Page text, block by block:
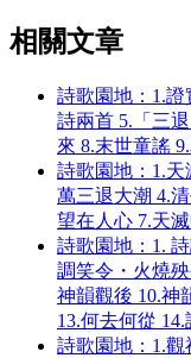
相關文章
詩歌園地：1.證
詩兩首 5.「三
來 8.末世童謠
詩歌園地：1.天
萬三退大潮 4.
望在人心 7.天
詩歌園地：1.
調笑令・火燒
神韻觀後 10.神
13.何去何從
詩歌園地：1.